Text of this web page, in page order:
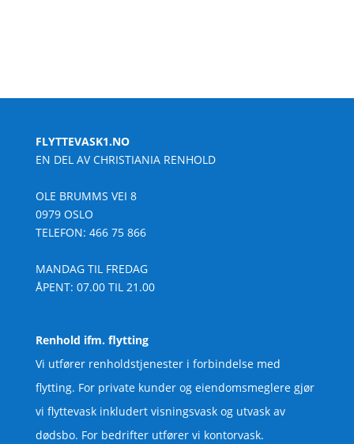
FLYTTEVASK1.NO
EN DEL AV CHRISTIANIA RENHOLD
OLE BRUMMS VEI 8
0979 OSLO
TELEFON: 466 75 866
MANDAG TIL FREDAG
ÅPENT: 07.00 TIL 21.00
Renhold ifm. flytting
Vi utfører renholdstjenester i forbindelse med
flytting. For private kunder og eiendomsmeglere gjør
vi flyttevask inkludert visningsvask og utvask av
dødsbo. For bedrifter utfører vi kontorvask.